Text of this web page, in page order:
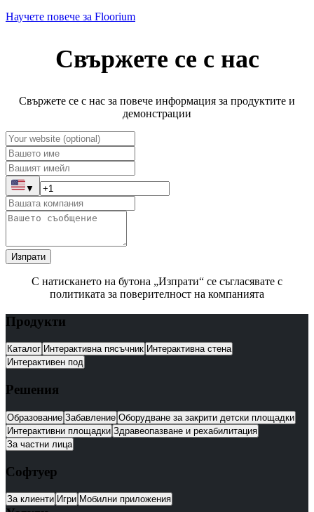
Научете повече за Floorium
Свържете се с нас
Свържете се с нас за повече информация за продуктите и
демонстрации
▼
Изпрати
С натискането на бутона „Изпрати“ се съгласявате с
политиката за поверителност на компанията
Продукти
Каталог Интерактивна пясъчник Интерактивна стена
Интерактивен под
Решения
Образование Забавление Оборудване за закрити детски площадки
Интерактивни площадки Здравеопазване и рехабилитация
За частни лица
Софтуер
За клиенти Игри Мобилни приложения